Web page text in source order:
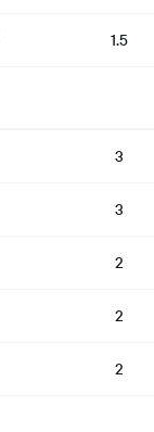
1.5
3
3
2
2
2